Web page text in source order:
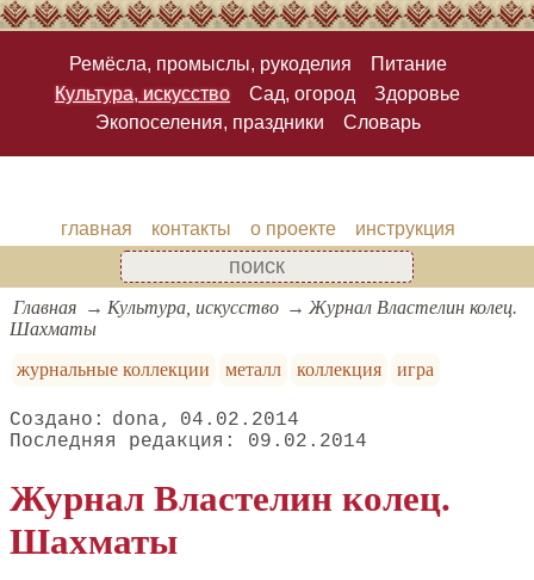
Ремёсла, промыслы, рукоделия
Питание
Культура, искусство
Сад, огород
Здоровье
Экопоселения, праздники
Словарь
главная контакты о проекте инструкция
Главная Культура, искусство
Журнал Властелин колец.
Шахматы
журнальные коллекции
металл коллекция игра
dona
04.02.2014
09.02.2014
Журнал Властелин колец.
Шахматы